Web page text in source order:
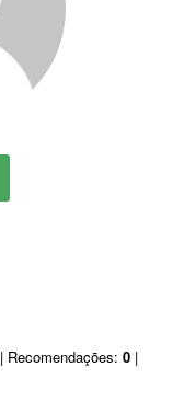
| Recomendações: 0 |